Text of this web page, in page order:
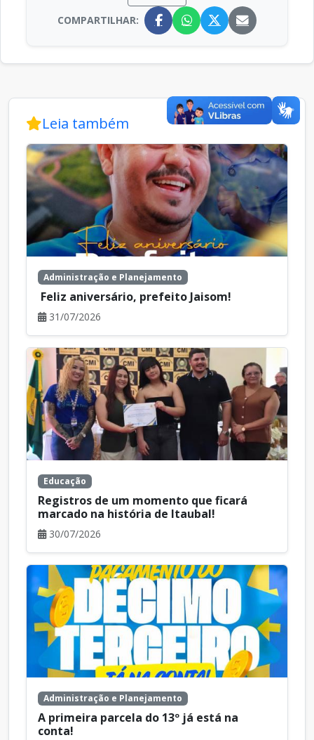
COMPARTILHAR:
Leia também
Administração e Planejamento
Feliz aniversário, prefeito Jaisom!
31/07/2026
Educação
Registros de um momento que ficará
marcado na história de Itaubal!
30/07/2026
Administração e Planejamento
A primeira parcela do 13º já está na
conta!